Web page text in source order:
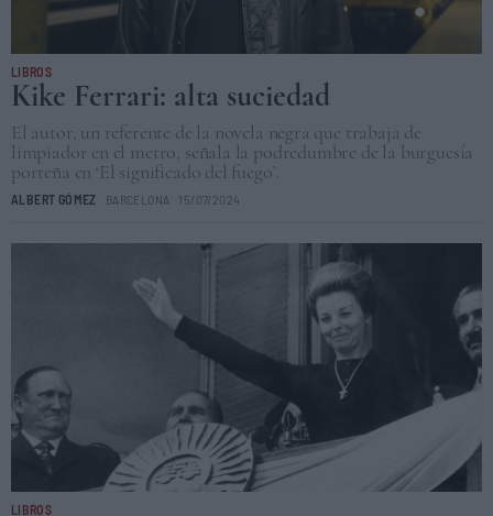
LIBROS
Kike Ferrari: alta suciedad
El autor, un referente de la novela negra que trabaja de
limpiador en el metro, señala la podredumbre de la burguesía
porteña en ‘El significado del fuego’.
ALBERT GÓMEZ BARCELONA 15/07/2024
LIBROS